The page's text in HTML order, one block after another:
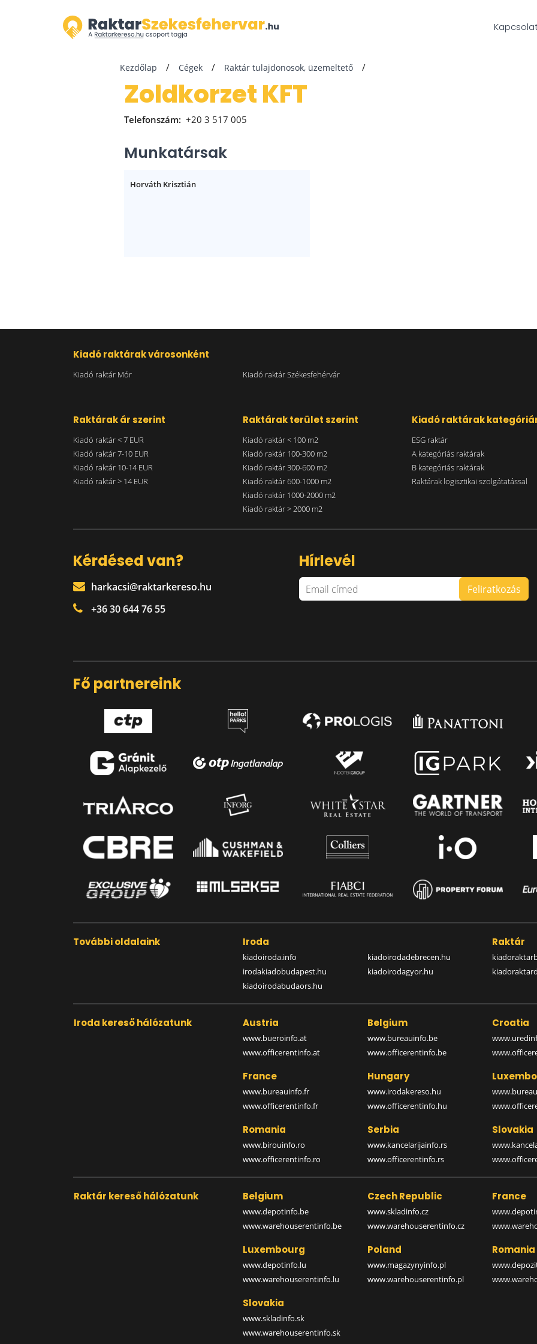
Kezdőlap Cégek Raktár tulajdonosok, üzemeltető
Zoldkorzet KFT
Telefonszám: +20 3 517 005
Munkatársak
Horváth Krisztián
Kiadó raktárak városonként
Kiadó raktár Mór Kiadó raktár Székesfehérvár
Raktárak ár szerint
Kiadó raktár < 7 EUR
Kiadó raktár 7-10 EUR
Kiadó raktár 10-14 EUR
Kiadó raktár > 14 EUR
Raktárak terület szerint
Kiadó raktár < 100 m2
Kiadó raktár 100-300 m2
Kiadó raktár 300-600 m2
Kiadó raktár 600-1000 m2
Kiadó raktár 1000-2000 m2
Kiadó raktár > 2000 m2
Kiadó raktárak
ESG raktár
A kategóriás raktárak
B kategóriás raktárak
Raktárak logisztikai szolgátatással
Kérdésed van?
harkacsi@raktarkereso.hu
+36 30 644 76 55
Hírlevél
Fő partnereink
További oldalaink Iroda
kiadoiroda.info
irodakiadobudapest.hu
kiadoirodabudaors.hu
kiadoirodadebrecen.hu
kiadoirodagyor.hu
Raktár
Iroda kereső hálózatunk Austria
www.bueroinfo.at
www.officerentinfo.at
Belgium
www.bureauinfo.be
www.officerentinfo.be
Croatia
France
www.bureauinfo.fr
www.officerentinfo.fr
Hungary
www.irodakereso.hu
www.officerentinfo.hu
Romania
www.birouinfo.ro
www.officerentinfo.ro
Serbia
www.kancelarijainfo.rs
www.officerentinfo.rs
Slovakia
Raktár kereső hálózatunk Belgium
www.depotinfo.be
www.warehouserentinfo.be
Czech Republic
www.skladinfo.cz
www.warehouserentinfo.cz
France
Luxembourg
www.depotinfo.lu
www.warehouserentinfo.lu
Poland
www.magazynyinfo.pl
www.warehouserentinfo.pl
Romania
Slovakia
www.skladinfo.sk
www.warehouserentinfo.sk